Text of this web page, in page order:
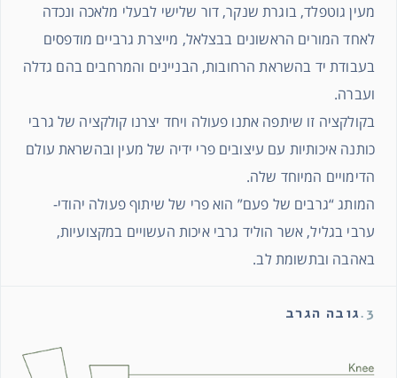
מעין גוטפלד, בוגרת שנקר, דור שלישי לבעלי מלאכה ונכדה
לאחד המורים הראשונים בבצלאל, מייצרת גרביים מודפסים
בעבודת יד בהשראת הרחובות, הבניינים והמרחבים בהם גדלה
ועברה.
בקולקציה זו שיתפה אתנו פעולה ויחד יצרנו קולקציה של גרבי
כותנה איכותיות עם עיצובים פרי ידיה של מעין ובהשראת עולם
הדימויים המיוחד שלה.
המותג “גרבים של פעם” הוא פרי של שיתוף פעולה יהודי-
ערבי בגליל, אשר הוליד גרבי איכות העשויים במקצועיות,
באהבה ובתשומת לב.
3. גובה הגרב